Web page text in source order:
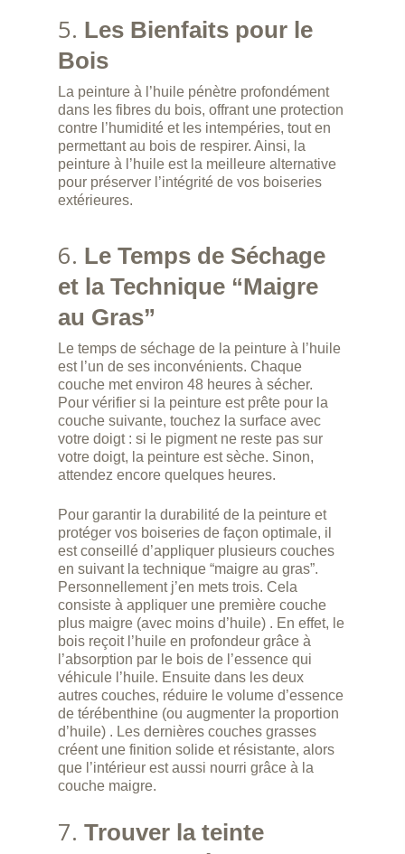
5. Les Bienfaits pour le
Bois
La peinture à l’huile pénètre profondément
dans les fibres du bois, offrant une protection
contre l’humidité et les intempéries, tout en
permettant au bois de respirer. Ainsi, la
peinture à l’huile est la meilleure alternative
pour préserver l’intégrité de vos boiseries
extérieures.
6. Le Temps de Séchage
et la Technique “Maigre
au Gras”
Le temps de séchage de la peinture à l’huile
est l’un de ses inconvénients. Chaque
couche met environ 48 heures à sécher.
Pour vérifier si la peinture est prête pour la
couche suivante, touchez la surface avec
votre doigt : si le pigment ne reste pas sur
votre doigt, la peinture est sèche. Sinon,
attendez encore quelques heures.
Pour garantir la durabilité de la peinture et
protéger vos boiseries de façon optimale, il
est conseillé d’appliquer plusieurs couches
en suivant la technique “maigre au gras”.
Personnellement j’en mets trois. Cela
consiste à appliquer une première couche
plus maigre (avec moins d’huile) . En effet, le
bois reçoit l’huile en profondeur grâce à
l’absorption par le bois de l’essence qui
véhicule l’huile. Ensuite dans les deux
autres couches, réduire le volume d’essence
de térébenthine (ou augmenter la proportion
d’huile) . Les dernières couches grasses
créent une finition solide et résistante, alors
que l’intérieur est aussi nourri grâce à la
couche maigre.
7.Trouver la teinte
Accueil
Prestations
Création
Restauration
Votre projet
Articles
Boutique
Contact